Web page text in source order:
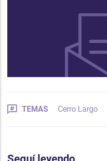
TEMAS Cerro Largo